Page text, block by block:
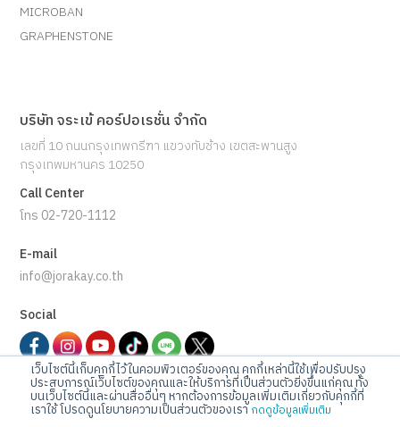
เว็บไซต์นี้เก็บคุกกี้ไว้ในคอมพิวเตอร์ของคุณ คุกกี้เหล่านี้ใช้เพื่อปรับปรุง
ประสบการณ์เว็บไซต์ของคุณและให้บริการที่เป็นส่วนตัวยิ่งขึ้นแก่คุณ ทั้ง
บนเว็บไซต์นี้และผ่านสื่ออื่นๆ หากต้องการข้อมูลเพิ่มเติมเกี่ยวกับคุกกี้ที่
เราใช้ โปรดดูนโยบายความเป็นส่วนตัวของเรากดดูข้อมูลเพิ่มเติม
MICROBAN
GRAPHENSTONE
บริษัท จระเข้ คอร์ปอเรชั่น จำกัด
เลขที่ 10 ถนนกรุงเทพกรีฑา แขวงทับช้าง เขตสะพานสูง
กรุงเทพมหานคร 10250
Call Center
โทร 02-720-1112
E-mail
info@jorakay.co.th
Social
© Copyrights 2023 Jorakay Corporation Company Limited.All
Rights Reserved. webdesign by 1001 click.